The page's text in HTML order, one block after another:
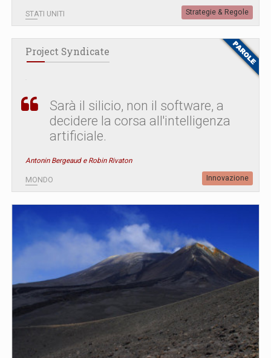
STATI UNITI Strategie & Regole
Project Syndicate
Sarà il silicio, non il software, a
decidere la corsa all'intelligenza
artificiale.
Antonin Bergeaud e Robin Rivaton
MONDO Innovazione